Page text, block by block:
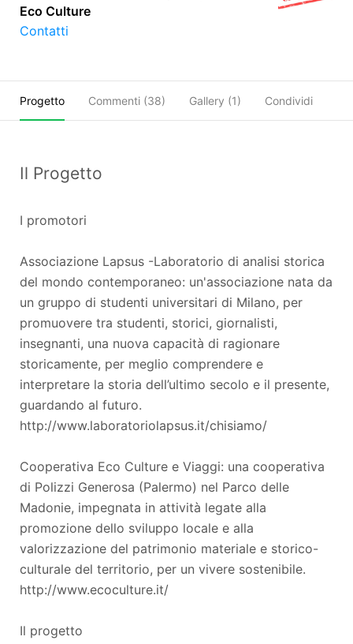
Eco Culture
Contatti
Progetto Commenti (38) Gallery (1) Condividi
Il Progetto
I promotori
Associazione Lapsus -Laboratorio di analisi storica
del mondo contemporaneo: un'associazione nata da
un gruppo di studenti universitari di Milano, per
promuovere tra studenti, storici, giornalisti,
insegnanti, una nuova capacità di ragionare
storicamente, per meglio comprendere e
interpretare la storia dell’ultimo secolo e il presente,
guardando al futuro.
http://www.laboratoriolapsus.it/chisiamo/
Cooperativa Eco Culture e Viaggi: una cooperativa
di Polizzi Generosa (Palermo) nel Parco delle
Madonie, impegnata in attività legate alla
promozione dello sviluppo locale e alla
valorizzazione del patrimonio materiale e storico-
culturale del territorio, per un vivere sostenibile.
http://www.ecoculture.it/
Il progetto